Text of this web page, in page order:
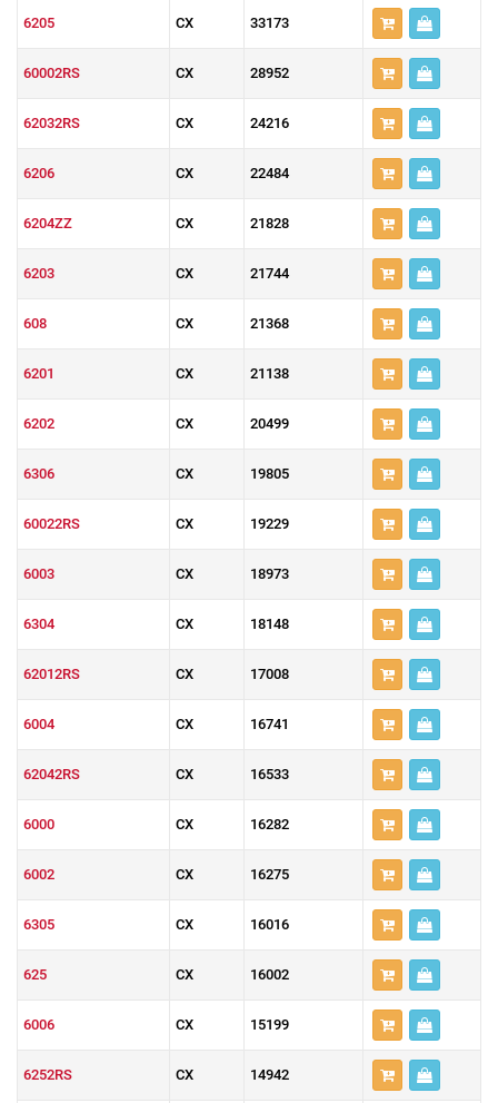
6205 CX 33173
60002RS CX 28952
62032RS CX 24216
6206 CX 22484
6204ZZ CX 21828
6203 CX 21744
608 CX 21368
6201 CX 21138
6202 CX 20499
6306 CX 19805
60022RS CX 19229
6003 CX 18973
6304 CX 18148
62012RS CX 17008
6004 CX 16741
62042RS CX 16533
6000 CX 16282
6002 CX 16275
6305 CX 16016
625 CX 16002
6006 CX 15199
6252RS CX 14942